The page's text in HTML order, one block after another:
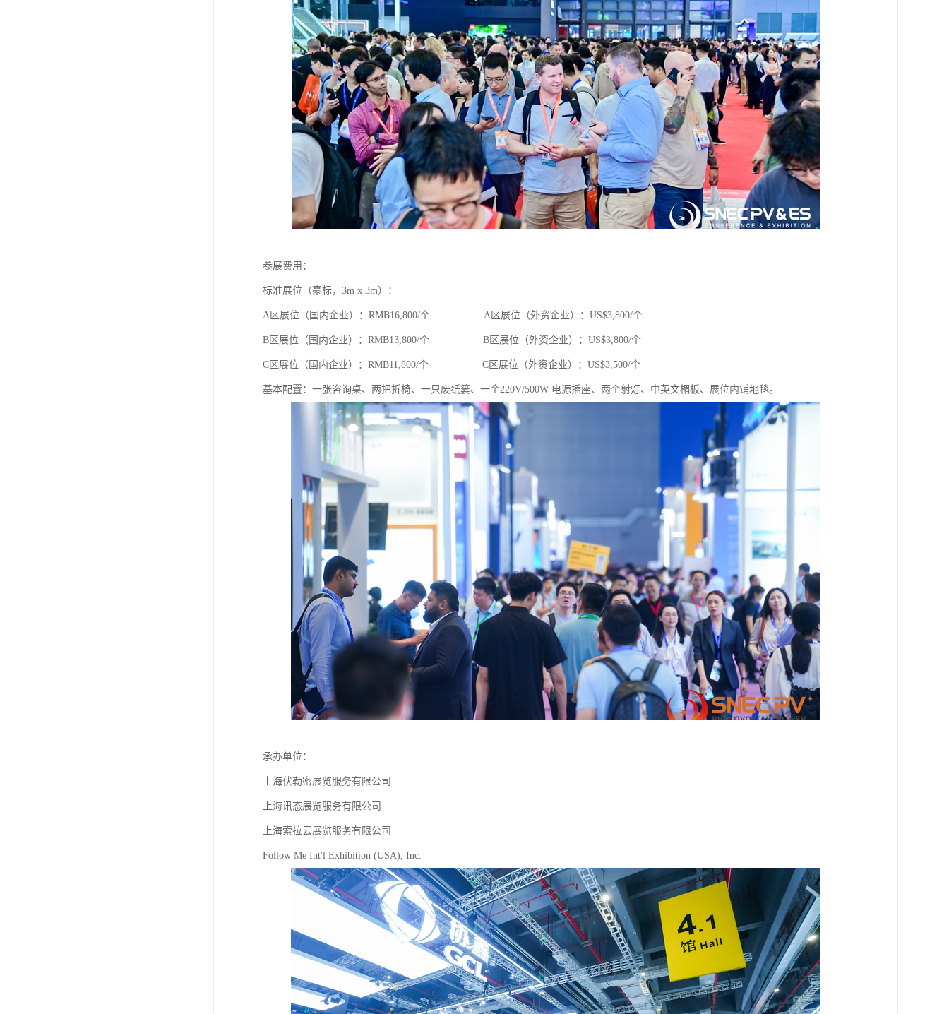
参展费用：
标准展位（豪标，3m x 3m）：
A区展位（国内企业）：RMB16,800/个 A区展位（外资企业）：US$3,800/个
B区展位（国内企业）：RMB13,800/个 B区展位（外资企业）：US$3,800/个
C区展位（国内企业）：RMB11,800/个 C区展位（外资企业）：US$3,500/个
基本配置：一张咨询桌、两把折椅、一只废纸篓、一个220V/500W 电源插座、两个射灯、中英文楣板、展位内铺地毯。
承办单位：
上海伏勒密展览服务有限公司
上海讯态展览服务有限公司
上海索拉云展览服务有限公司
Follow Me Int'l Exhibition (USA), Inc.